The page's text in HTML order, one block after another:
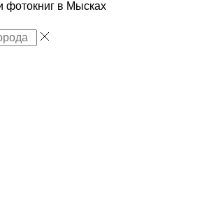
фотокниг в Мысках